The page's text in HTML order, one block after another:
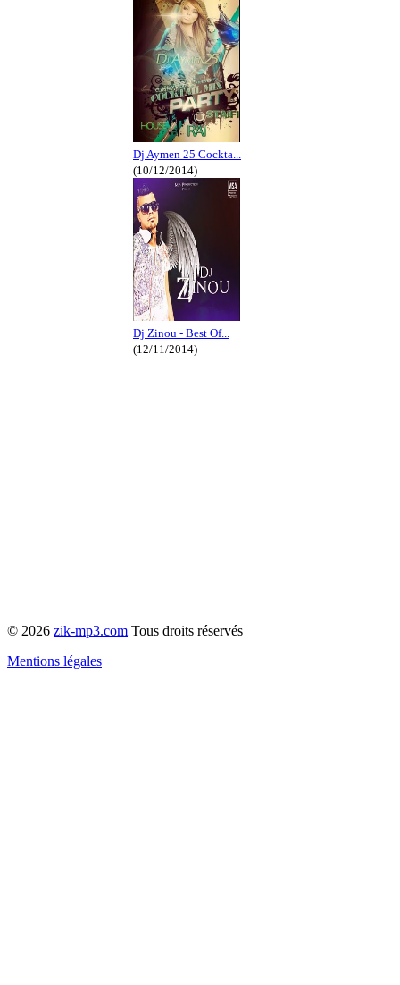
Dj Aymen 25 Cockta...
(10/12/2014)
Dj Zinou - Best Of...
(12/11/2014)
© 2026 zik-mp3.com Tous droits réservés
Mentions légales